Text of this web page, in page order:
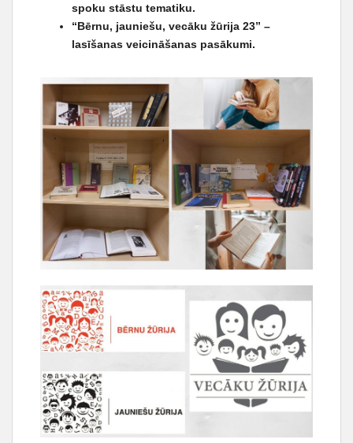
spoku stāstu tematiku.
“Bērnu, jauniešu, vecāku žūrija 23” –
lasīšanas veicināšanas pasākumi.